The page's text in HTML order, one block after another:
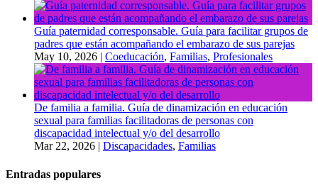
Guía paternidad corresponsable. Guía para facilitar grupos de
padres que están acompañando el embarazo de sus parejas
May 10, 2026 | Coeducación, Familias, Profesionales
De familia a familia. Guía de dinamización en educación
sexual para familias facilitadoras de personas con
discapacidad intelectual y/o del desarrollo
Mar 22, 2026 | Discapacidades, Familias
Entradas populares